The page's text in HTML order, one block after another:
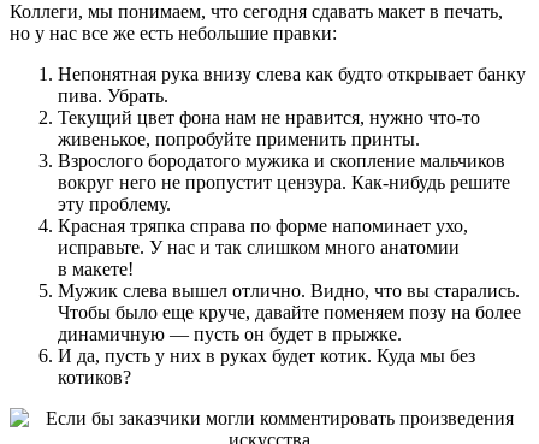
Коллеги, мы понимаем, что сегодня сдавать макет в печать,
но у нас все же есть небольшие правки:
Непонятная рука внизу слева как будто открывает банку
пива. Убрать.
Текущий цвет фона нам не нравится, нужно что-то
живенькое, попробуйте применить принты.
Взрослого бородатого мужика и скопление мальчиков
вокруг него не пропустит цензура. Как-нибудь решите
эту проблему.
Красная тряпка справа по форме напоминает ухо,
исправьте. У нас и так слишком много анатомии
в макете!
Мужик слева вышел отлично. Видно, что вы старались.
Чтобы было еще круче, давайте поменяем позу на более
динамичную — пусть он будет в прыжке.
И да, пусть у них в руках будет котик. Куда мы без
котиков?